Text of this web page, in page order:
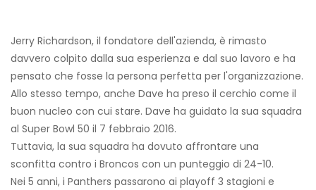
Jerry Richardson, il fondatore dell'azienda, è rimasto
davvero colpito dalla sua esperienza e dal suo lavoro e ha
pensato che fosse la persona perfetta per l'organizzazione.
Allo stesso tempo, anche Dave ha preso il cerchio come il
buon nucleo con cui stare. Dave ha guidato la sua squadra
al Super Bowl 50 il 7 febbraio 2016.
Tuttavia, la sua squadra ha dovuto affrontare una
sconfitta contro i Broncos con un punteggio di 24-10.
Nei 5 anni, i Panthers passarono ai playoff 3 stagioni e